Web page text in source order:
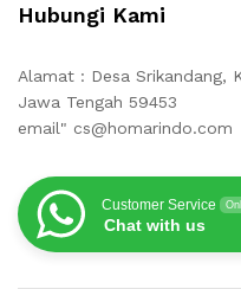
Hubungi Kami
Alamat : Desa Srikandang,
Jawa Tengah 59453
email" cs@homarindo.com
Customer Service
Chat with us